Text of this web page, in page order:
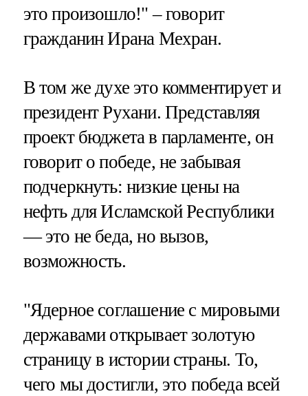
это произошло!" – говорит
гражданин Ирана Мехран.
В том же духе это комментирует и
президент Рухани. Представляя
проект бюджета в парламенте, он
говорит о победе, не забывая
подчеркнуть: низкие цены на
нефть для Исламской Республики
— это не беда, но вызов,
возможность.
"Ядерное соглашение с мировыми
державами открывает золотую
страницу в истории страны. То,
чего мы достигли, это победа всей